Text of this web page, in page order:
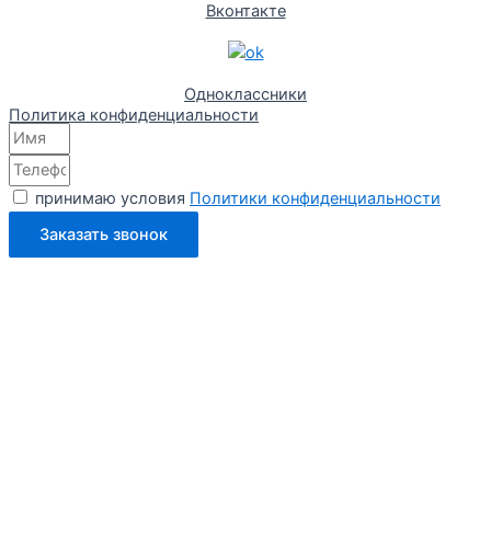
Вконтакте
Одноклассники
Политика конфиденциальности
принимаю условия Политики конфиденциальности
Заказать звонок